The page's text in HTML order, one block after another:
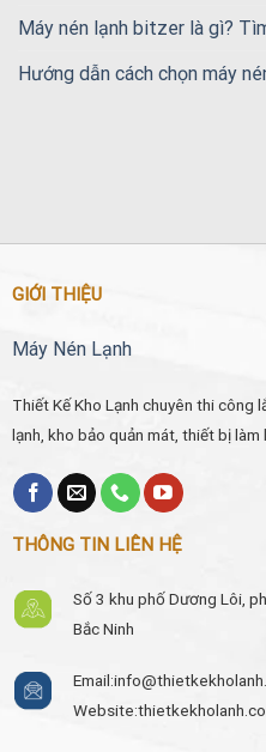
Máy nén lạnh bitzer là gì?
Hướng dẫn cách chọn máy
GIỚI THIỆU
Máy Nén Lạnh
Thiết Kế Kho Lạnh chuyên thi công
lạnh, kho bảo quản mát, thiết bị
THÔNG TIN LIÊN HỆ
Số 3 khu phố Dương Lôi,
Bắc Ninh
Email: